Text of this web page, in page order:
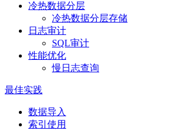
冷热数据分层
冷热数据分层存储
日志审计
SQL审计
性能优化
慢日志查询
最佳实践
数据导入
索引使用